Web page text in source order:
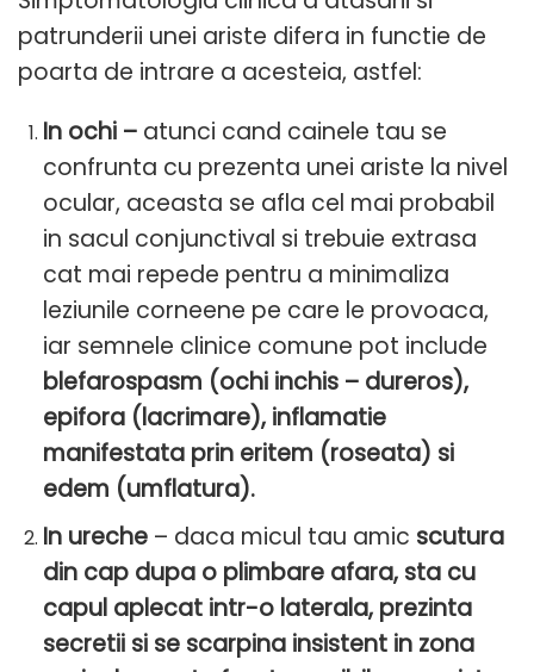
patrunderii unei ariste difera in functie de
poarta de intrare a acesteia, astfel:
In ochi –atunci cand cainele tau se
confrunta cu prezenta unei ariste la nivel
ocular, aceasta se afla cel mai probabil
in sacul conjunctival si trebuie extrasa
cat mai repede pentru a minimaliza
leziunile corneene pe care le provoaca,
iar semnele clinice comune pot include
blefarospasm (ochi inchis – dureros),
epifora (lacrimare), inflamatie
manifestata prin eritem (roseata) si
edem (umflatura).
In ureche– daca micul tau amic scutura
din cap dupa o plimbare afara, sta cu
capul aplecat intr-o laterala, prezinta
secretii si se scarpina insistent in zona